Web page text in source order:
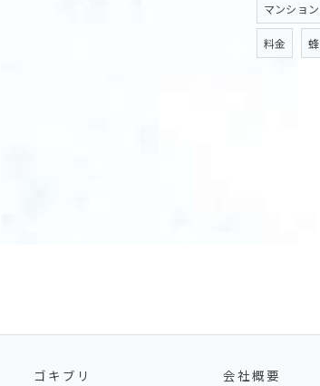
マンション
料金 蜂
ゴキブリ
会社概要